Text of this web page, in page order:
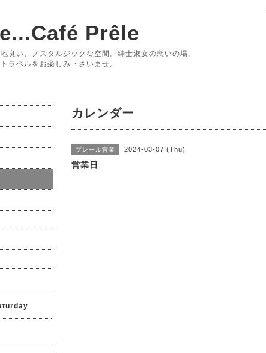
Prêle
良い、ノスタルジックな空間。紳士淑女の憩いの場。
ラベルをお楽しみ下さいませ。
カレンダー
プレール営業 2024-03-07 (Thu)
営業日